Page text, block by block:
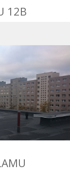
12B